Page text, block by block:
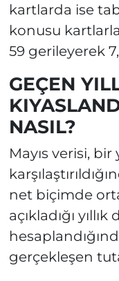
kartlarda ise
konusu
59 gerileyerek
GEÇEN
NASIL?
Mayıs verisi,
net biçimde
açıkladığı
gerçekleşen